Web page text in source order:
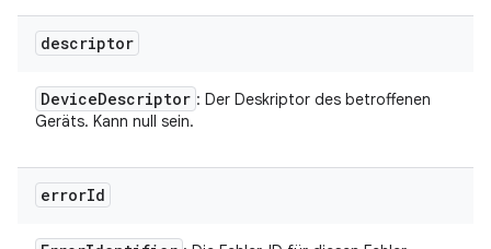
descriptor
DeviceDescriptor : Der Deskriptor des betroffenen
Geräts. Kann null sein.
errorId